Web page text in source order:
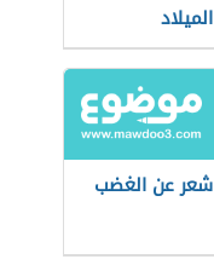
الميلاد
شعر عن الغضب